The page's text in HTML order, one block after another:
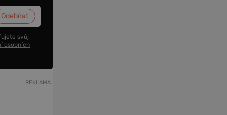
svůj
osobních
REKLAMA